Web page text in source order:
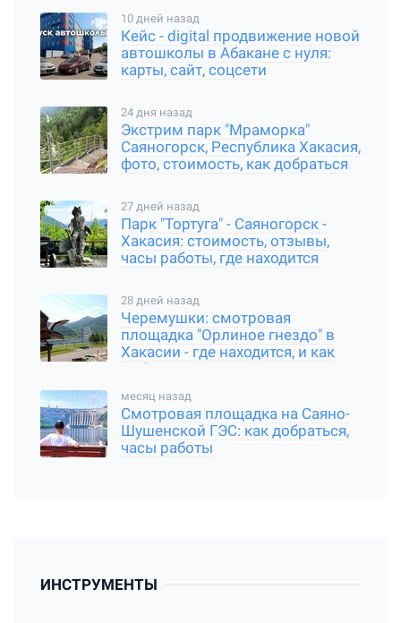
10 дней назад
Кейс - digital продвижение новой
автошколы в Абакане с нуля:
карты, сайт, соцсети
24 дня назад
Экстрим парк "Мраморка"
Саяногорск, Республика Хакасия,
фото, стоимость, как добраться
27 дней назад
Парк "Тортуга" - Саяногорск -
Хакасия: стоимость, отзывы,
часы работы, где находится
28 дней назад
Черемушки: смотровая
площадка "Орлиное гнездо" в
Хакасии - где находится, и как
добраться
месяц назад
Смотровая площадка на Саяно-
Шушенской ГЭС: как добраться,
часы работы
ИНСТРУМЕНТЫ